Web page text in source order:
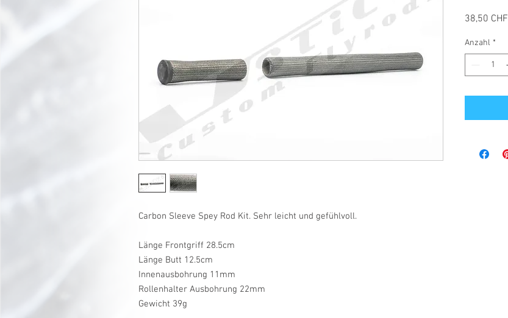
Carbon Sleeve Spey Rod Kit. Sehr leicht und gefühlvoll.
Länge Frontgriff 28.5cm
Länge Butt 12.5cm
Innenausbohrung 11mm
Rollenhalter Ausbohrung 22mm
Gewicht 39g
38,50 CHF
Anzahl *